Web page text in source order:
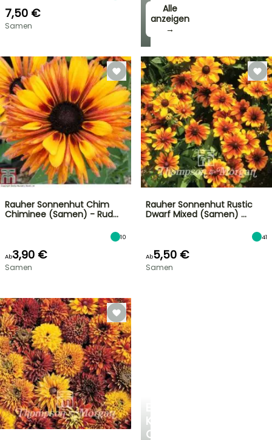
KÜHLE
OASE
Alle
anzeigen
→
7,50 €
Samen
Rauher Sonnenhut Chim
Chiminee (Samen) - Rud…
10
Ab3,90 €
Samen
Rauher Sonnenhut Rustic
Dwarf Mixed (Samen) …
41
Ab5,50 €
Samen